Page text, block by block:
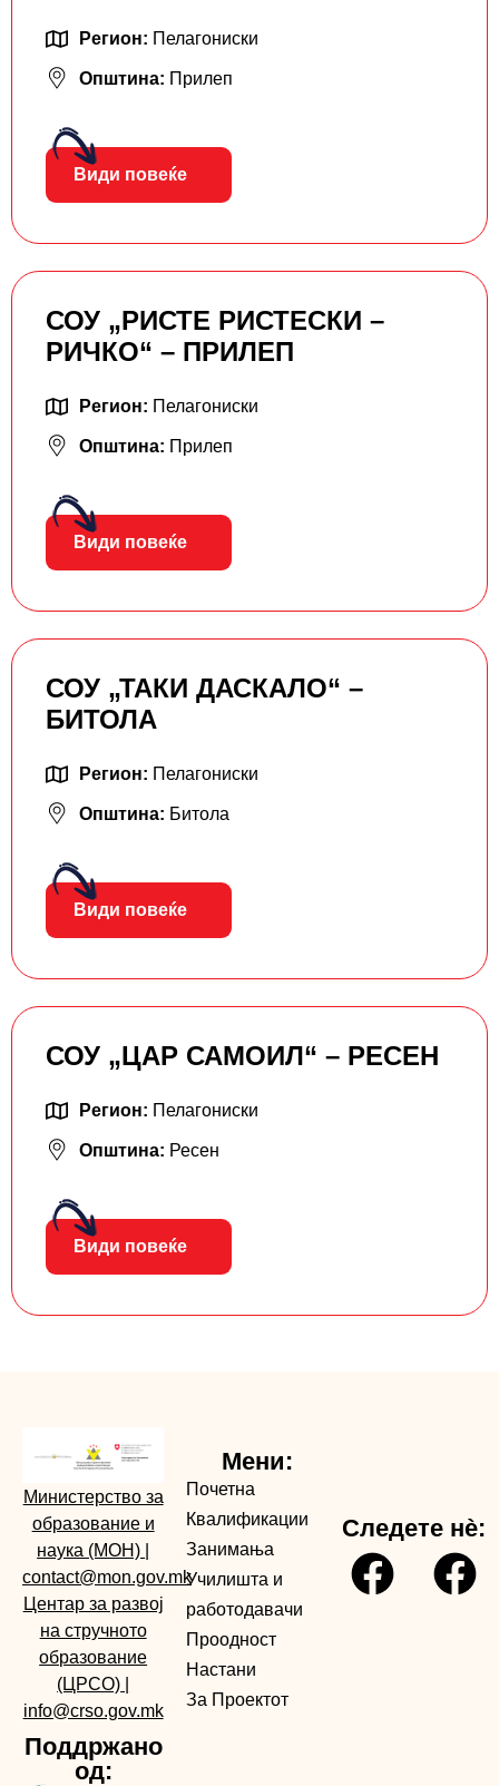
Регион: Пелагониски
Општина: Прилеп
Види повеќе
СОУ „РИСТЕ РИСТЕСКИ –
РИЧКО“ – ПРИЛЕП
Регион: Пелагониски
Општина: Прилеп
Види повеќе
СОУ „ТАКИ ДАСКАЛО“ –
БИТОЛА
Регион: Пелагониски
Општина: Битола
Види повеќе
СОУ „ЦАР САМОИЛ“ – РЕСЕН
Регион: Пелагониски
Општина: Ресен
Види повеќе
Министерство за
образование и
наука (МОН)
contact@mon.gov.mk
Центар за развој
на стручното
образование
(ЦРСО)
info@crso.gov.mk
Поддржано
од:
Мени:
Почетна
Квалификации
Занимања
Училишта и
работодавачи
Проодност
Настани
За Проектот
Следете нè: